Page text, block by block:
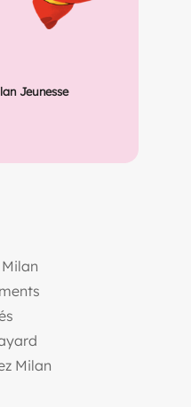
Jeunesse
(ouvre une nouvelle
(ouvre une nouvelle
(ouvre une nouvelle
Milan(ouvre une nouvelle